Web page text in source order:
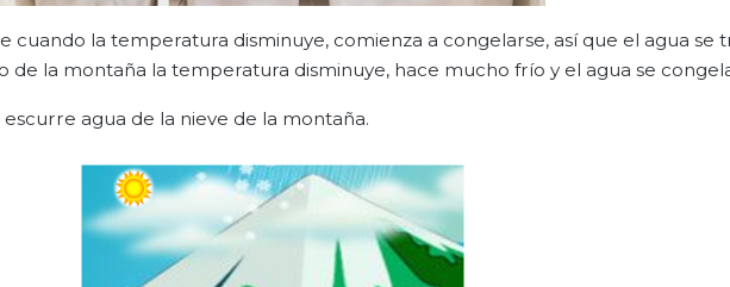
cuando la temperatura disminuye, comienza a congelarse, así que el agua se
de la montaña la temperatura disminuye, hace mucho frío y el agua se
agua de la nieve de la montaña.